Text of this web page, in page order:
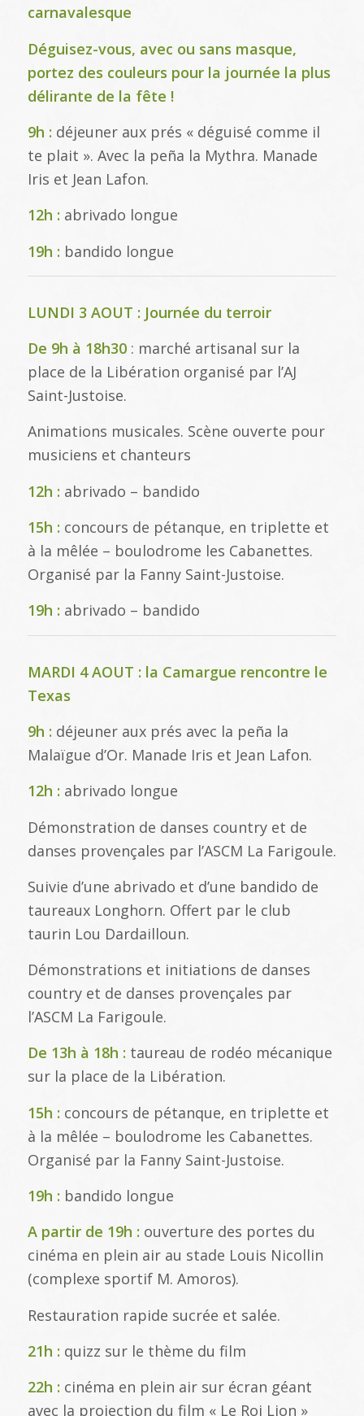
carnavalesque
Déguisez-vous, avec ou sans masque,
portez des couleurs pour la journée la plus
délirante de la fête !
9h : déjeuner aux prés « déguisé comme il
te plait ». Avec la peña la Mythra. Manade
Iris et Jean Lafon.
12h : abrivado longue
19h : bandido longue
LUNDI 3 AOUT : Journée du terroir
De 9h à 18h30 : marché artisanal sur la
place de la Libération organisé par l’AJ
Saint-Justoise.
Animations musicales. Scène ouverte pour
musiciens et chanteurs
12h : abrivado – bandido
15h : concours de pétanque, en triplette et
à la mêlée – boulodrome les Cabanettes.
Organisé par la Fanny Saint-Justoise.
19h : abrivado – bandido
MARDI 4 AOUT : la Camargue rencontre le
Texas
9h : déjeuner aux prés avec la peña la
Malaïgue d’Or. Manade Iris et Jean Lafon.
12h : abrivado longue
Démonstration de danses country et de
danses provençales par l’ASCM La Farigoule.
Suivie d’une abrivado et d’une bandido de
taureaux Longhorn. Offert par le club
taurin Lou Dardailloun.
Démonstrations et initiations de danses
country et de danses provençales par
l’ASCM La Farigoule.
De 13h à 18h : taureau de rodéo mécanique
sur la place de la Libération.
15h : concours de pétanque, en triplette et
à la mêlée – boulodrome les Cabanettes.
Organisé par la Fanny Saint-Justoise.
19h : bandido longue
A partir de 19h : ouverture des portes du
cinéma en plein air au stade Louis Nicollin
(complexe sportif M. Amoros).
Restauration rapide sucrée et salée.
21h : quizz sur le thème du film
22h : cinéma en plein air sur écran géant
avec la projection du film « Le Roi Lion »